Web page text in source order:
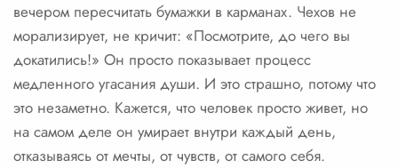
вечером пересчитать бумажки в карманах. Чехов не
морализирует, не кричит: «Посмотрите, до чего вы
докатились!» Он просто показывает процесс
медленного угасания души. И это страшно, потому что
это незаметно. Кажется, что человек просто живет, но
на самом деле он умирает внутри каждый день,
отказываясь от мечты, от чувств, от самого себя.